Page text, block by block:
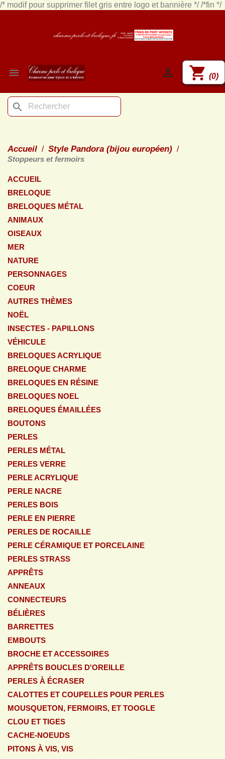
/* modif pour supprimer filet gris entre logo et bannière *//*fin */
 shopping_cart (0)

search
Accueil Style Pandora (bijou européen)
Stoppeurs et fermoirs
ACCUEIL
BRELOQUE
BRELOQUES MÉTAL
ANIMAUX
OISEAUX
MER
NATURE
PERSONNAGES
COEUR
AUTRES THÈMES
NOËL
INSECTES - PAPILLONS
VÉHICULE
BRELOQUES ACRYLIQUE
BRELOQUE CHARME
BRELOQUES EN RÉSINE
BRELOQUES NOEL
BRELOQUES ÉMAILLÉES
BOUTONS
PERLES
PERLES MÉTAL
PERLES VERRE
PERLE ACRYLIQUE
PERLE NACRE
PERLES BOIS
PERLE EN PIERRE
PERLES DE ROCAILLE
PERLE CÉRAMIQUE ET PORCELAINE
PERLES STRASS
APPRÊTS
ANNEAUX
CONNECTEURS
BÉLIÈRES
BARRETTES
EMBOUTS
BROCHE ET ACCESSOIRES
APPRÊTS BOUCLES D'OREILLE
PERLES À ÉCRASER
CALOTTES ET COUPELLES POUR PERLES
MOUSQUETON, FERMOIRS, ET TOOGLE
CLOU ET TIGES
CACHE-NOEUDS
PITONS À VIS, VIS